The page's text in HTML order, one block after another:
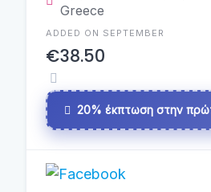
Greece
ADDED ON SEPTEMBER
€38.50
20% έκπτωση στην